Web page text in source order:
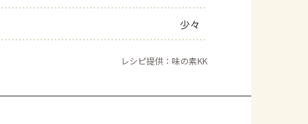
少々
レシピ提供：味の素KK